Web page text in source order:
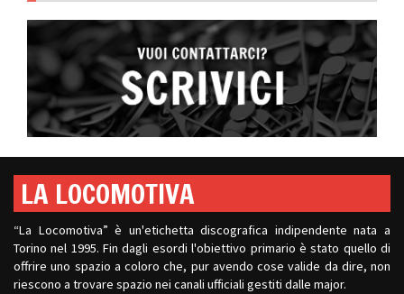
LA LOCOMOTIVA
“La Locomotiva” è un'etichetta discografica indipendente nata a
Torino nel 1995. Fin dagli esordi l'obiettivo primario è stato quello di
offrire uno spazio a coloro che, pur avendo cose valide da dire, non
riescono a trovare spazio nei canali ufficiali gestiti dalle major.